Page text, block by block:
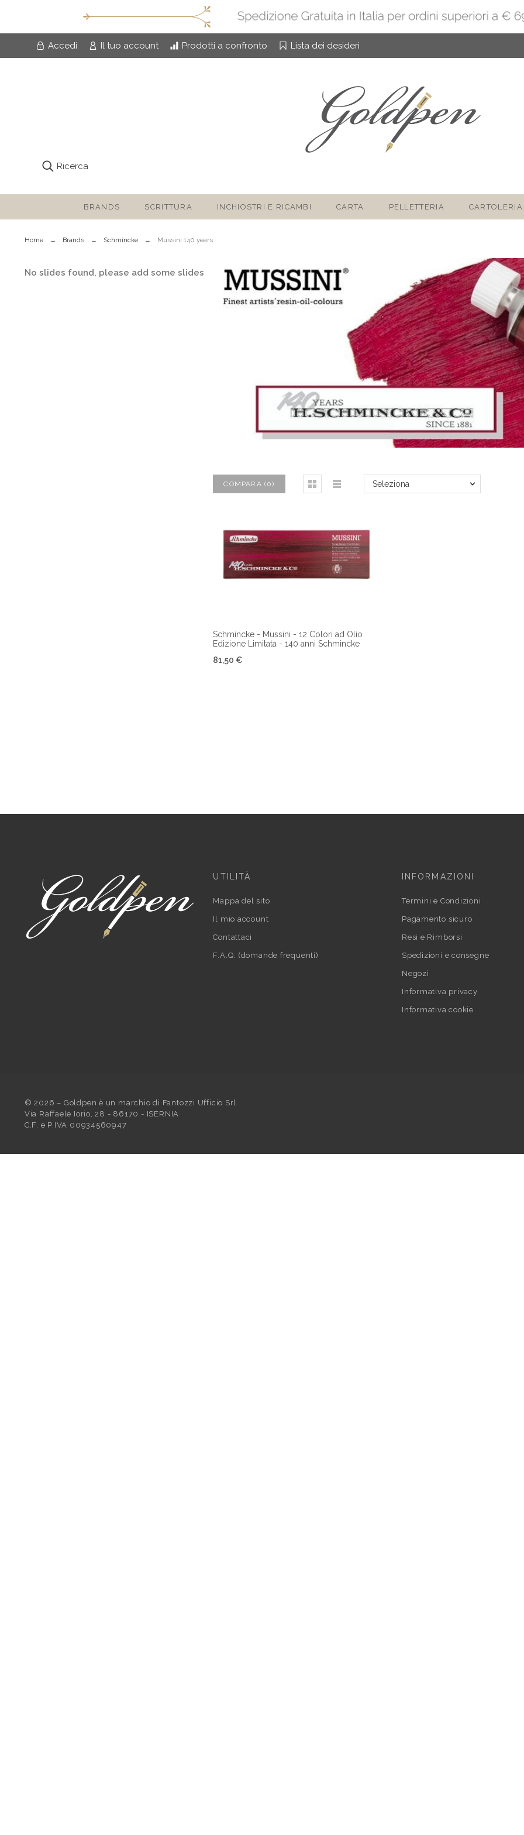
Accedi Il tuo account Prodotti a confronto Lista dei desideri
Ricerca
BRANDS SCRITTURA INCHIOSTRI E RICAMBI CARTA PELLETTERIA CARTOLERIA
No slides found, please add some slides
Home Brands Schmincke Mussini 140 years
COMPARA ( 0 ) Seleziona
Schmincke - Mussini - 12 Colori ad Olio
Edizione Limitata - 140 anni Schmincke
81,50 €
UTILITÀ
Mappa del sito
Il mio account
Contattaci
F.A.Q. (domande frequenti)
INFORMAZIONI
Termini e Condizioni
Pagamento sicuro
Resi e Rimborsi
Spedizioni e consegne
Negozi
Informativa privacy
Informativa cookie
©2026 – Goldpen è un marchio di Fantozzi Ufficio Srl
Via Raffaele Iorio, 28 - 86170 - ISERNIA
C.F. e P.IVA 00934560947